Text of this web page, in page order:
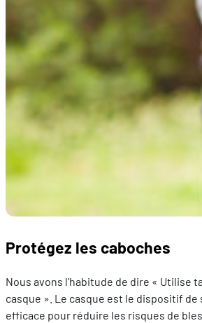
Protégez les caboches
Nous avons l’habitude de dire « Utilise
casque ». Le casque est le dispositif
efficace pour réduire les risques de